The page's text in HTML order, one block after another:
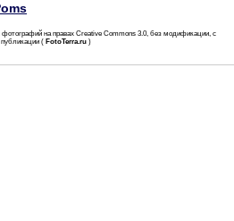
на правах Creative Commons 3.0, без модификации, с
( FotoTerra.ru )